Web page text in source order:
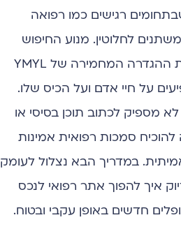
רגישים כמו רפואה
לחלוטין. מנוע החיפוש
מתייחס לאתרים אלו תחת ההגדרה המחמירה של YMYL
על חיי אדם ועל הכיס שלו.
מספיק לכתוב תוכן בסיסי או
סמכות רפואית אמינות
במדריך הבא נצלול לעומק
איך להפוך אתר רפואי לנכס
חדשים באופן עקבי ובטוח.